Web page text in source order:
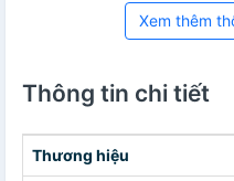
Xem thêm
Thông tin chi tiết
Thương hiệu